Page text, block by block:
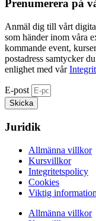
Prenumerera på
Anmäl dig till vårt
som händer inom våra
kommande event,
postadress samtycker
enlighet med vår
E-post
Skicka
Juridik
Allmänna villkor
Kursvillkor
Integritetspolicy
Cookies
Viktig information
Allmänna villkor